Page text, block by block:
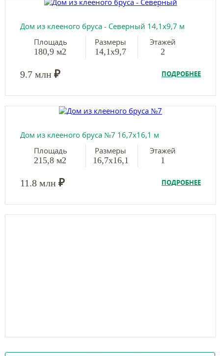
Дом из клееного бруса - Северный 14,1х9,7 м
Площадь
180,9 м2
Размеры
14,1х9,7
Этажей
2
9.7 млн ₽ ПОДРОБНЕЕ
Дом из клееного бруса №7 16,7х16,1 м
Площадь
215,8 м2
Размеры
16,7х16,1
Этажей
1
11.8 млн ₽ ПОДРОБНЕЕ